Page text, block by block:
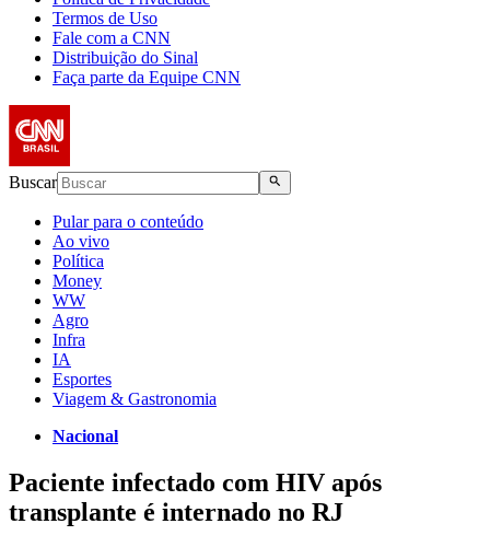
Termos de Uso
Fale com a CNN
Distribuição do Sinal
Faça parte da Equipe CNN
Buscar
Pular para o conteúdo
Ao vivo
Política
Money
WW
Agro
Infra
IA
Esportes
Viagem & Gastronomia
Nacional
Paciente infectado com HIV após
transplante é internado no RJ